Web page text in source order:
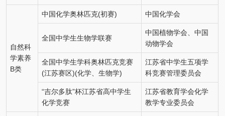
自然科
学素养
B类
中国化学奥林匹克(初赛) 中国化学会
全国中学生生物学联赛
中国植物学会、中国
动物学会
全国中学生学科奥林匹克竞赛
(江苏赛区)(化学、生物学)
江苏省中学生五项学
科竞赛管理委员会
“吉尔多肽”杯江苏省高中学生
化学竞赛
江苏省教育学会化学
教学专业委员会